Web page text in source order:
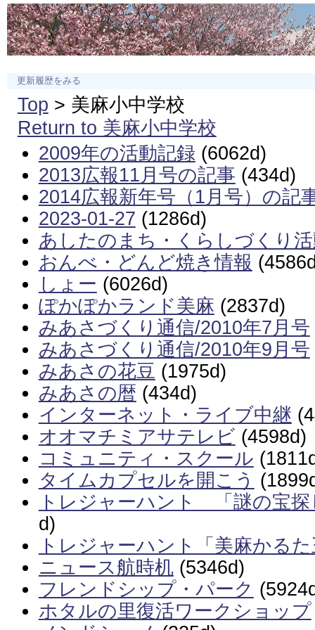
更新履歴をみる
Top > 美麻小中学校
Return to 美麻小中学校
2009年の活動記録 (6062d)
2013広報11月号の記事 (434d)
2014広報新年号（1月号）の記
2023-01-27 (1286d)
あしたのまち・くらしづくり
おんべ・どんど焼き情報
しょー (6026d)
ぽかぽかランド美麻 (2837d)
みあさづくり通信/2010年7月号
みあさづくり通信/2010年9月号
みあさの花豆 (1975d)
みあさの暦 (434d)
インターネット・ライブ中継
オオマチミアサテレビ (4598d)
コミュニティ・スクール
タイムカプセルを開こう
トレジャーハント 「謎の宝
d)
トレジャーハント「美麻かる
ニュース航時机(5346d)
フレンドシップ・パーク
ホタルの里復活ワークショップ